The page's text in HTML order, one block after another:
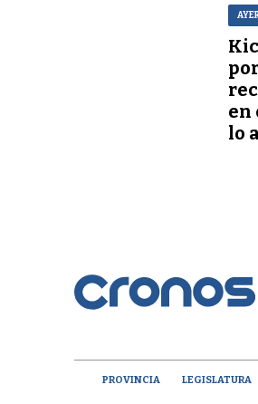
en
lo
PROVINCIA LEGISLATURA